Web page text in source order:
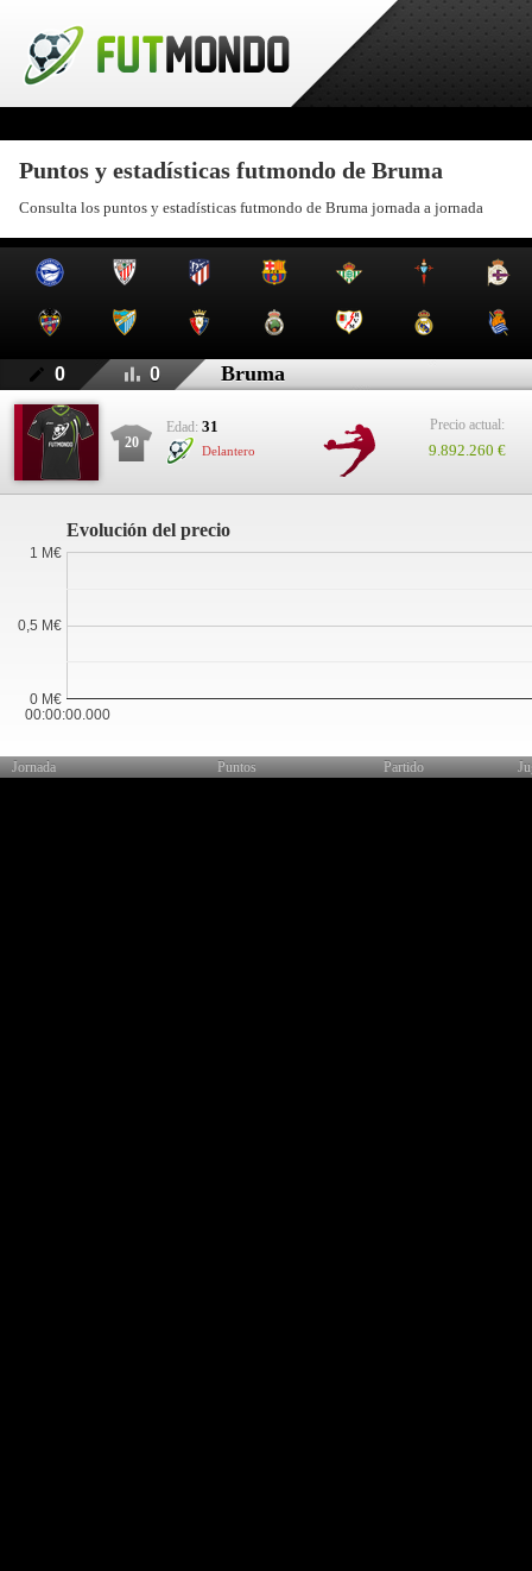
Puntos y estadísticas futmondo de Bruma
Consulta los puntos y estadísticas futmondo de Bruma jornada a jornada
0 0 Bruma
20
Edad: 31
Delantero
Precio actual:
9.892.260 €
Evolución del precio
00:00:00.000
0 M€
0,5 M€
1 M€
Jornada Puntos Partido